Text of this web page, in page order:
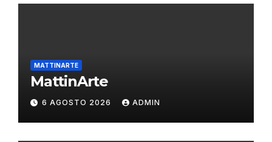
MATTINARTE
MattinArte
6 AGOSTO 2026 ADMIN